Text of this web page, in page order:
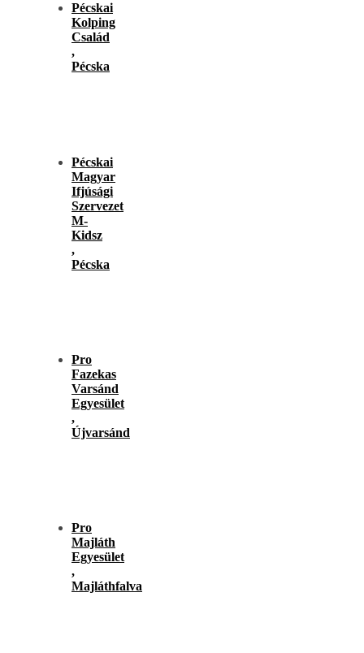
Pécskai
Kolping
Család
,
Pécska
Pécskai
Magyar
Ifjúsági
Szervezet
M-
Kidsz
,
Pécska
Pro
Fazekas
Varsánd
Egyesület
,
Újvarsánd
Pro
Majláth
Egyesület
,
Majláthfalva